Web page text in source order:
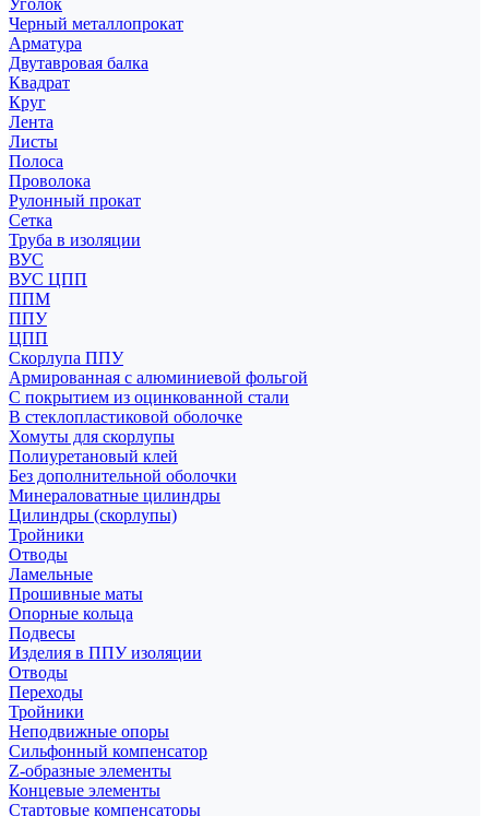
Уголок
Черный металлопрокат
Арматура
Двутавровая балка
Квадрат
Круг
Лента
Листы
Полоса
Проволока
Рулонный прокат
Сетка
Труба в изоляции
ВУС
ВУС ЦПП
ППМ
ППУ
ЦПП
Скорлупа ППУ
Армированная с алюминиевой фольгой
С покрытием из оцинкованной стали
В стеклопластиковой оболочке
Хомуты для скорлупы
Полиуретановый клей
Без дополнительной оболочки
Минераловатные цилиндры
Цилиндры (скорлупы)
Тройники
Отводы
Ламельные
Прошивные маты
Опорные кольца
Подвесы
Изделия в ППУ изоляции
Отводы
Переходы
Тройники
Неподвижные опоры
Cильфонный компенсатор
Z-образные элементы
Концевые элементы
Стартовые компенсаторы